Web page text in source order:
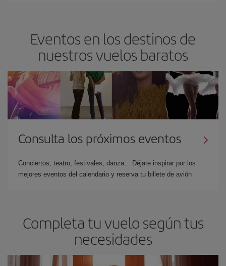
Eventos en los destinos de
nuestros vuelos baratos
Consulta los próximos eventos
Conciertos, teatro, festivales, danza... Déjate inspirar por los
mejores eventos del calendario y reserva tu billete de avión
Completa tu vuelo según tus
necesidades